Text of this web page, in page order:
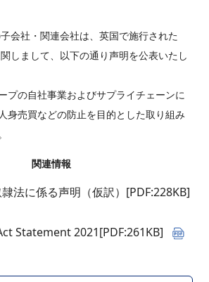
会社・関連会社は、英国で施行された
しまして、以下の通り声明を公表いたし
プの自社事業およびサプライチェーンに
身売買などの防止を目的とした取り組み
関連情報
法に係る声明（仮訳）[PDF:228KB]
Statement 2021[PDF:261KB]